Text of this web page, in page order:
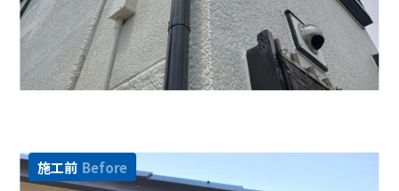
施工前 Before